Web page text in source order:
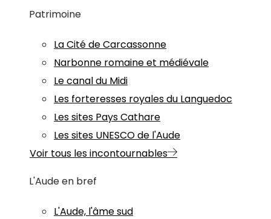
Patrimoine
La Cité de Carcassonne
Narbonne romaine et médiévale
Le canal du Midi
Les forteresses royales du Languedoc
Les sites Pays Cathare
Les sites UNESCO de l'Aude
Voir tous les incontournables
L'Aude en bref
L'Aude, l'âme sud